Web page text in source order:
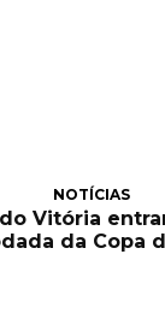
NOTÍCIAS
Vitória
da Copa